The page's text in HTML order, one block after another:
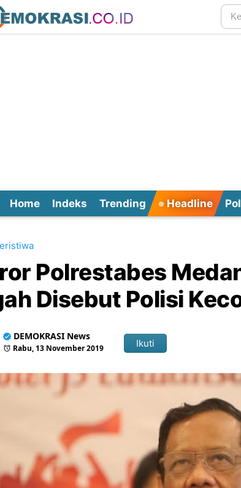
Home Indeks Trending Headline
Polrestabes
Disebut Polisi
DEMOKRASI News
Rabu, 13 November 2019 Ikuti